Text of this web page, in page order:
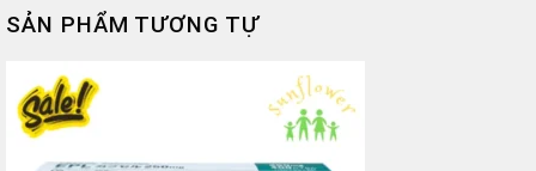
SẢN PHẨM TƯƠNG TỰ